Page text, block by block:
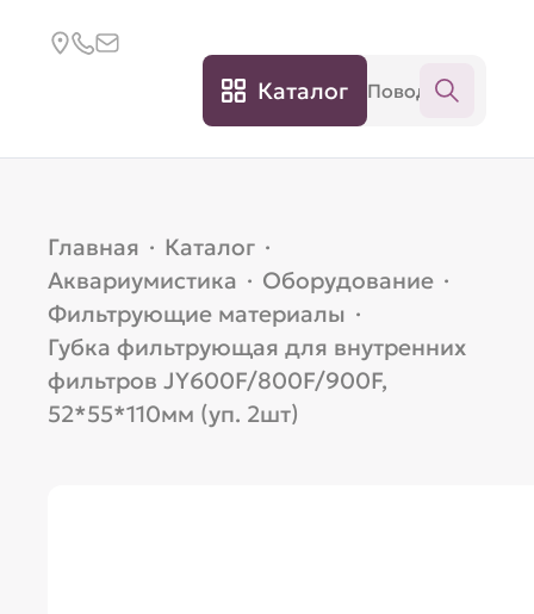
Каталог
Главная · Каталог ·
Аквариумистика · Оборудование ·
Фильтрующие материалы ·
Губка фильтрующая для внутренних
фильтров JY600F/800F/900F,
52*55*110мм (уп. 2шт)